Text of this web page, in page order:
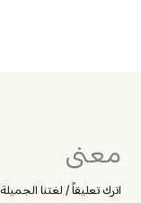
معنى
اترك تعليقاً/لغتنا الجميلة